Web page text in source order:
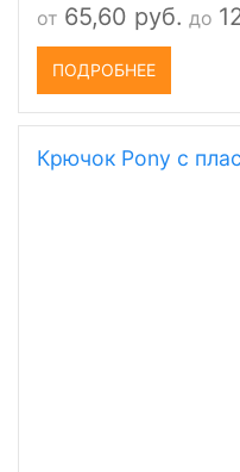
от 65,60 руб. до
ПОДРОБНЕЕ
Крючок Pony с